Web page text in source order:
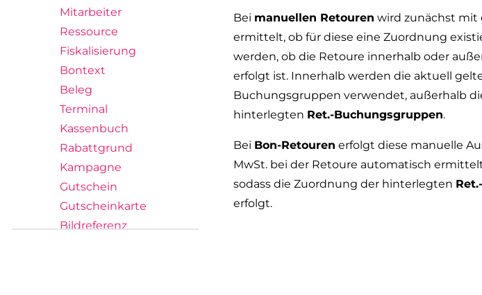
Mitarbeiter
Ressource
Fiskalisierung
Bontext
Beleg
Terminal
Kassenbuch
Rabattgrund
Kampagne
Gutschein
Gutscheinkarte
Bildreferenz
Bei manuellen Retouren wird zunächst mit
ermittelt, ob für diese eine Zuordnung
werden, ob die Retoure innerhalb oder
erfolgt ist. Innerhalb werden die aktuell
Buchungsgruppen verwendet, außerhalb
hinterlegten Ret.-Buchungsgruppen.
Bei Bon-Retouren erfolgt diese manuelle
MwSt. bei der Retoure automatisch
sodass die Zuordnung der hinterlegten
erfolgt.